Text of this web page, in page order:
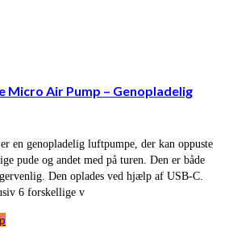
Micro Air Pump – Genopladelig
en genopladelig luftpumpe, der kan oppuste
pude og andet med på turen. Den er både
Den oplades ved hjælp af USB-C.
6 forskellige v